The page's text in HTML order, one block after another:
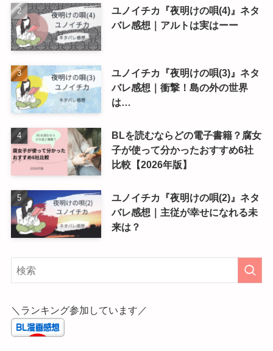
ユノイチカ『夜明けの唄(4)』ネタ
バレ感想｜アルトは実はーー
ユノイチカ『夜明けの唄(3)』ネタ
バレ感想｜衝撃！島の外の世界
は…
BLを読むならどの電子書籍？腐女
子が使って分かったおすすめ6社
比較【2026年版】
ユノイチカ『夜明けの唄(2)』ネタ
バレ感想｜主従が幸せになれる未
来は？
＼ランキング参加しています／